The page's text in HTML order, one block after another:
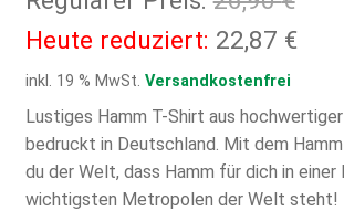
Preis
Heute reduziert: 22,87 €
ist:
inkl. 19 % MwSt. Versandkostenfrei
Lustiges Hamm T-Shirt aus
bedruckt in Deutschland. Mit dem
du der Welt, dass Hamm für dich in einer
wichtigsten Metropolen der Welt steht!